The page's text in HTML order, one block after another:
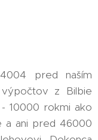
pred naším
z Bilbie
10000 rokmi ako
a ani pred 46000